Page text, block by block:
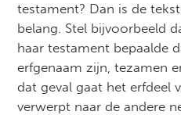
testament? Dan is de
belang. Stel bijvoorbeeld
haar testament bepaalde
erfgenaam zijn, tezamen
dat geval gaat het erfdeel
verwerpt naar de andere